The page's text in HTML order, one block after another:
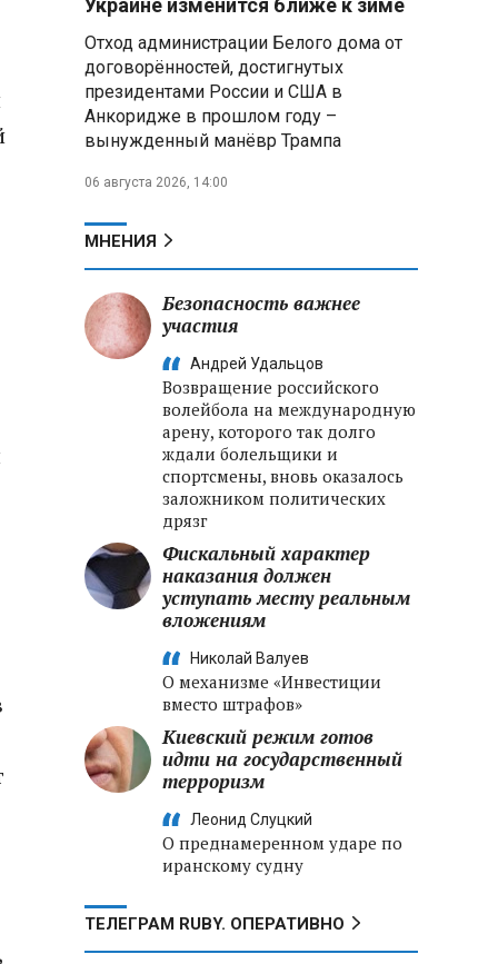
Президент Алжира готовится
к визиту в Беларусь — МИД
Алжира
300 жителей Курской области,
неизвестной
Второй энергоблок БелАЭС
вновь вышел на номинальную
мощность после диагностики
оборудования
Украине изменится ближе к зиме
Отход администрации Белого дома от
договорённостей, достигнутых
президентами России и США в
Анкоридже в прошлом году –
вынужденный манёвр Трампа
06 августа 2026, 14:00
МНЕНИЯ
Безопасность важнее
участия
Андрей Удальцов
Возвращение российского
волейбола на международную
арену, которого так долго
ждали болельщики и
спортсмены, вновь оказалось
заложником политических
дрязг
Фискальный характер
наказания должен
уступать месту реальным
вложениям
Николай Валуев
О механизме «Инвестиции
вместо штрафов»
Киевский режим готов
идти на государственный
терроризм
Леонид Слуцкий
О преднамеренном ударе по
иранскому судну
ТЕЛЕГРАМ RUBY. ОПЕРАТИВНО